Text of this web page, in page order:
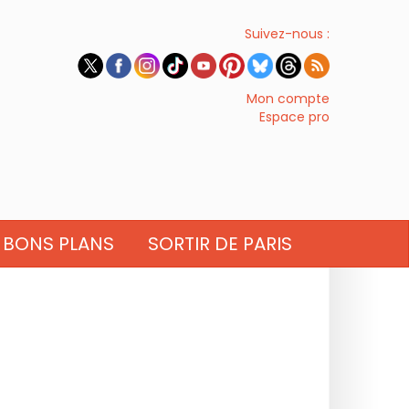
Suivez-nous :
Mon compte
Espace pro
BONS PLANS SORTIR DE PARIS